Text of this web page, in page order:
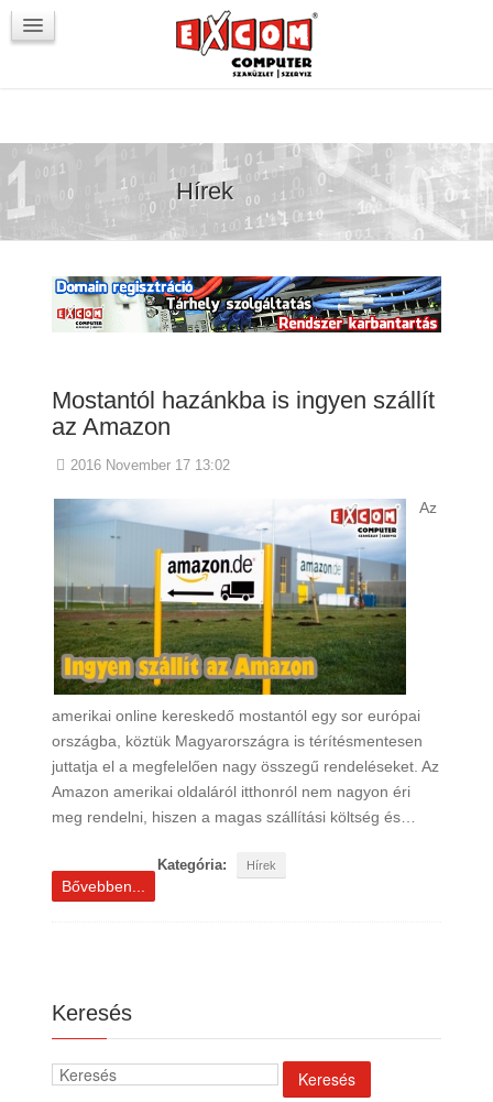
VörösmartyKOCKA
Hírek
Mostantól hazánkba is ingyen szállít
az Amazon
2016 November 17 13:02
Az
amerikai online kereskedő mostantól egy sor európai
országba, köztük Magyarországra is térítésmentesen
juttatja el a megfelelően nagy összegű rendeléseket. Az
Amazon amerikai oldaláról itthonról nem nagyon éri
meg rendelni, hiszen a magas szállítási költség és…
Kategória: Hírek
Bővebben...
Keresés